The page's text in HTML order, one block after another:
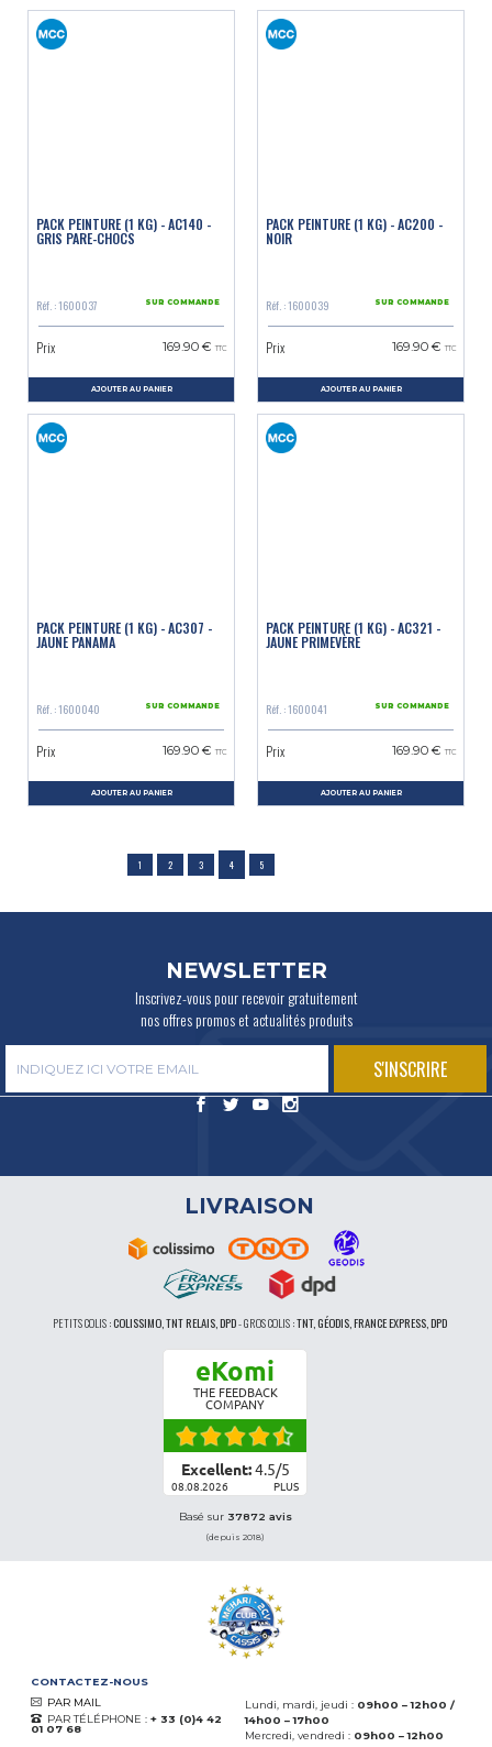
PACK PEINTURE (1 KG) - AC140 -
GRIS PARE-CHOCS
Réf. : 1600037 SUR COMMANDE
Prix 169.90 € TTC
AJOUTER AU PANIER
PACK PEINTURE (1 KG) - AC200 -
NOIR
Réf. : 1600039 SUR COMMANDE
Prix 169.90 € TTC
AJOUTER AU PANIER
PACK PEINTURE (1 KG) - AC307 -
JAUNE PANAMA
Réf. : 1600040 SUR COMMANDE
Prix 169.90 € TTC
AJOUTER AU PANIER
PACK PEINTURE (1 KG) - AC321 -
JAUNE PRIMEVÈRE
Réf. : 1600041 SUR COMMANDE
Prix 169.90 € TTC
AJOUTER AU PANIER
1 2 3 4 5
NEWSLETTER
Inscrivez-vous pour recevoir gratuitement
nos offres promos et actualités produits
LIVRAISON
PETITS COLIS :COLISSIMO, TNT RELAIS, DPD-GROS COLIS :TNT, GÉODIS, FRANCE EXPRESS, DPD
eKomi
THE FEEDBACK
COMPANY
Excellent:4.5/5
08.08.2026 PLUS
Basé sur 37872 avis
(depuis 2018)
CONTACTEZ-NOUS
PAR MAIL
PAR TÉLÉPHONE : + 33 (0)4 42
01 07 68
Lundi, mardi, jeudi : 09h00 – 12h00 /
14h00 – 17h00
Mercredi, vendredi : 09h00 – 12h00